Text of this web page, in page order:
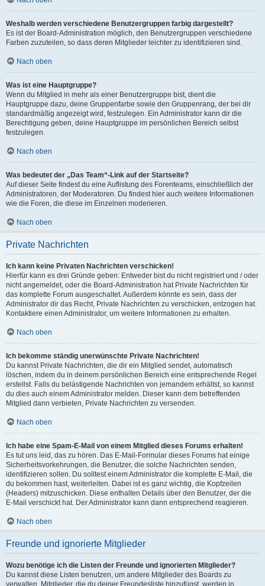
Weshalb werden verschiedene Benutzergruppen farbig dargestellt?
Es ist der Board-Administration möglich, den Benutzergruppen verschiedene
Farben zuzuteilen, so dass deren Mitglieder leichter zu identifizieren sind.
Nach oben
Was ist eine Hauptgruppe?
Wenn du Mitglied in mehr als einer Benutzergruppe bist, dient die
Hauptgruppe dazu, deine Gruppenfarbe sowie den Gruppenrang, der bei dir
standardmäßig angezeigt wird, festzulegen. Ein Administrator kann dir die
Berechtigung geben, deine Hauptgruppe im persönlichen Bereich selbst
festzulegen.
Nach oben
Was bedeutet der „Das Team“-Link auf der Startseite?
Auf dieser Seite findest du eine Auflistung des Forenteams, einschließlich der
Administratoren, der Moderatoren. Du findest hier auch weitere Informationen
wie die Foren, die diese im Einzelnen moderieren.
Nach oben
Private Nachrichten
Ich kann keine Privaten Nachrichten verschicken!
Hierfür kann es drei Gründe geben: Entweder bist du nicht registriert und / oder
nicht angemeldet, oder die Board-Administration hat Private Nachrichten für
das komplette Forum ausgeschaltet. Außerdem könnte es sein, dass der
Administrator dir das Recht, Private Nachrichten zu verschicken, entzogen hat.
Kontaktiere einen Administrator, um weitere Informationen zu erhalten.
Nach oben
Ich bekomme ständig unerwünschte Private Nachrichten!
Du kannst Private Nachrichten, die dir ein Mitglied sendet, automatisch
löschen, indem du in deinem persönlichen Bereich eine entsprechende Regel
erstellst. Falls du belästigende Nachrichten von jemandem erhältst, so kannst
du dies auch einem Administrator melden. Dieser kann dem betreffenden
Mitglied dann verbieten, Private Nachrichten zu versenden.
Nach oben
Ich habe eine Spam-E-Mail von einem Mitglied dieses Forums erhalten!
Es tut uns leid, das zu hören. Das E-Mail-Formular dieses Forums hat einige
Sicherheitsvorkehrungen, die Benutzer, die solche Nachrichten senden,
identifizieren sollen. Du solltest einem Administrator die komplette E-Mail, die
du bekommen hast, weiterleiten. Dabei ist es ganz wichtig, die Kopfzeilen
(Headers) mitzuschicken. Diese enthalten Details über den Benutzer, der die
E-Mail verschickt hat. Der Administrator kann dann entsprechend reagieren.
Nach oben
Freunde und ignorierte Mitglieder
Wozu benötige ich die Listen der Freunde und ignorierten Mitglieder?
Du kannst diese Listen benutzen, um andere Mitglieder des Boards zu
verwalten. Mitglieder, die du deiner Freundesliste hinzufügst, werden in